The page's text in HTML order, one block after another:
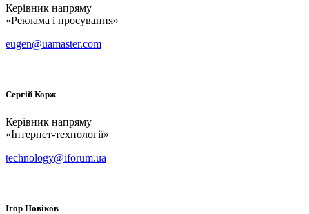
Керівник напряму
«Реклама і просування»
eugen@uamaster.com
Сергій Корж
Керівник напряму
«Інтернет-технології»
technology@iforum.ua
Ігор Новіков